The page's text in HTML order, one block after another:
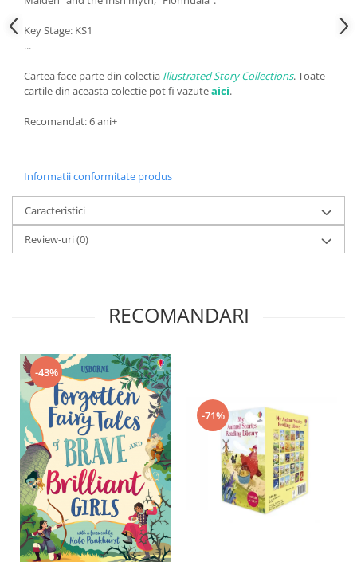
Key Stage: KS1
...
Cartea face parte din colectia Illustrated Story Collections. Toate
cartile din aceasta colectie pot fi vazuteaici.
Recomandat: 6 ani+
Informatii conformitate produs
Caracteristici
Review-uri(0)
RECOMANDARI
-43%
-71%